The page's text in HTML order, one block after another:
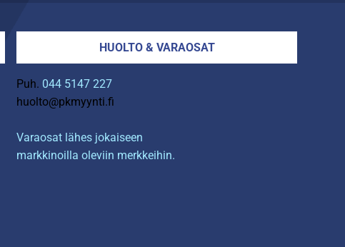
HUOLTO & VARAOSAT
Puh. 044 5147 227
huolto@pkmyynti.fi
Varaosat lähes jokaiseen
markkinoilla oleviin merkkeihin.